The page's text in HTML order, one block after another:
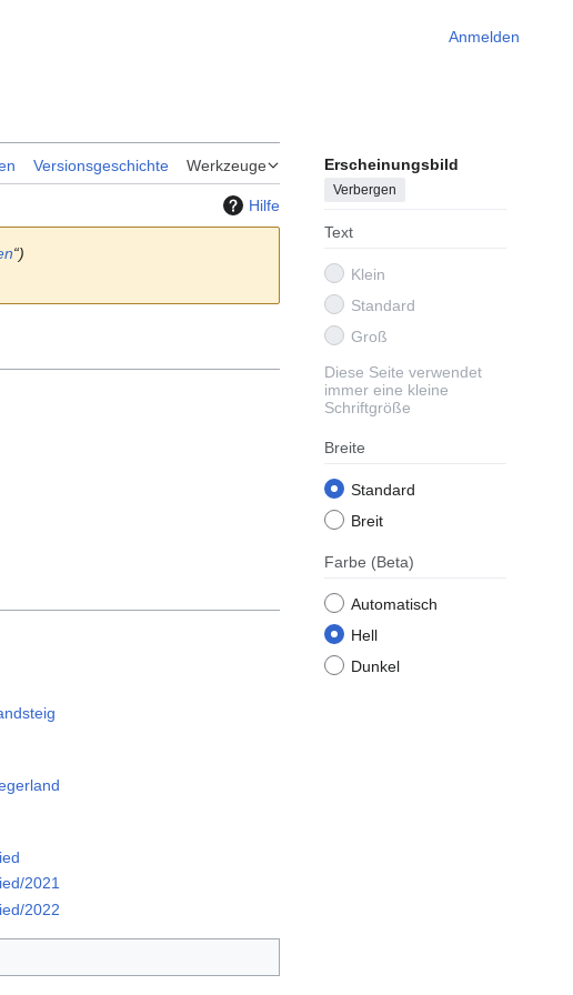
Anmelden
Versionsgeschichte Werkzeuge Erscheinungsbild
Verbergen
Text
Klein
Standard
Groß
Diese Seite verwendet
immer eine kleine
Schriftgröße
Breite
Standard
Breit
Farbe (Beta)
Automatisch
Hell
Dunkel
Hilfe
“)
2021
2022